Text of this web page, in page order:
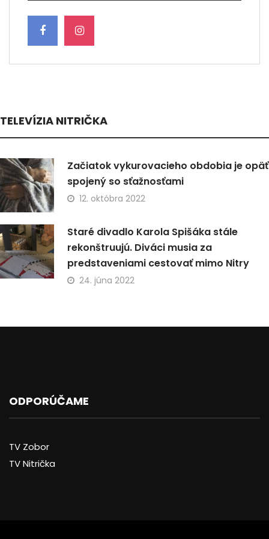
TELEVÍZIA NITRIČKA
Začiatok vykurovacieho obdobia je opäť
spojený so sťažnosťami
12. októbra 2022
Staré divadlo Karola Spišáka stále
rekonštruujú. Diváci musia za
predstaveniami cestovať mimo Nitry
24. júna 2022
ODPORÚČAME
TV Zobor
TV Nitrička